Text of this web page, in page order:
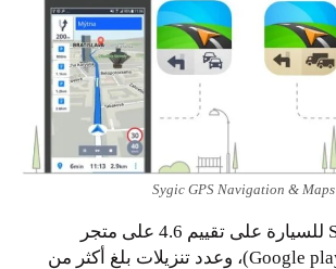
Sygic GPS Navigation & Maps
حصل برنامج Sygic للسيارة على تقييم 4.6 على متجر
تطبيقات جوجل (Google play)، وعدد تنزيلات بلغ أكثر من